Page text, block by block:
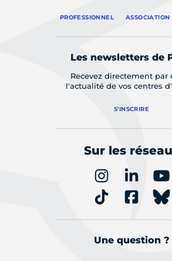
PROFESSIONNEL ASSOCIATION
Les newsletters de
Recevez directement par
l'actualité de vos centres
S'INSCRIRE
Sur les
Une question ?